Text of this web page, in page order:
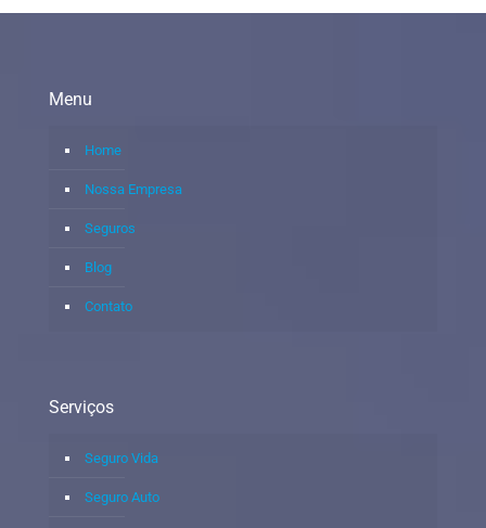
Menu
Home
Nossa Empresa
Seguros
Blog
Contato
Serviços
Seguro Vida
Seguro Auto